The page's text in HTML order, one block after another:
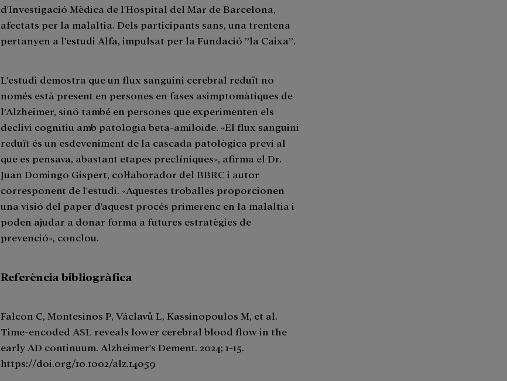
d'Investigació Mèdica de l'Hospital del Mar de Barcelona,
afectats per la malaltia. Dels participants sans, una trentena
pertanyen a l'estudi Alfa, impulsat per la Fundació ”la Caixa”.
L'estudi demostra que un flux sanguini cerebral reduït no
només està present en persones en fases asimptomàtiques de
l’Alzheimer, sinó també en persones que experimenten els
declivi cognitiu amb patologia beta-amiloide. «El flux sanguini
reduït és un esdeveniment de la cascada patològica previ al
que es pensava, abastant etapes preclíniques», afirma el Dr.
Juan Domingo Gispert, col·laborador del BBRC i autor
corresponent de l'estudi. «Aquestes troballes proporcionen
una visió del paper d'aquest procés primerenc en la malaltia i
poden ajudar a donar forma a futures estratègies de
prevenció», conclou.
Referència bibliogràfica
Falcon C, Montesinos P, Václavů L, Kassinopoulos M, et al.
Time-encoded ASL reveals lower cerebral blood flow in the
early AD continuum. Alzheimer's Dement. 2024; 1-15.
https://doi.org/10.1002/alz.14059